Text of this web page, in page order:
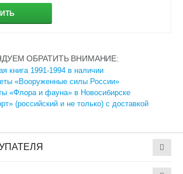
ОБРАТИТЬ ВНИМАНИЕ:
книга 1991-1994 в наличии
«Вооруженные силы России»
«Флора и фауна» в Новосибирске
(российский и не только) с доставкой